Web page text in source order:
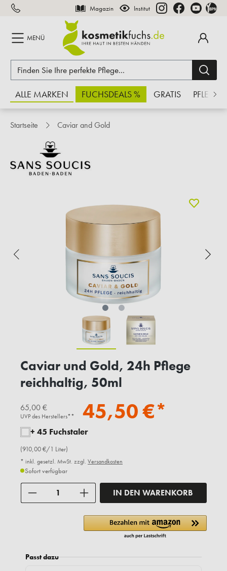
springen Magazin Institut
MENÜ
ALLE MARKEN FUCHSDEALS % GRATIS PFLEGE
Startseite Caviar and Gold
Caviar und Gold, 24h Pflege
reichhaltig, 50ml
65,00 €
UVP des Herstellers** 45,50 €*
+ 45 Fuchstaler
(910,00 €/1 Liter)
* inkl. gesetzl. MwSt. zzgl. Versandkosten
Sofort verfügbar
IN DEN WARENKORB
Passt dazu